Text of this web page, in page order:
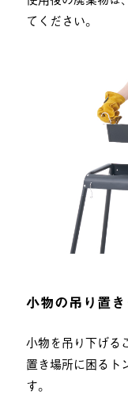
てください。
小物の吊り置
小物を吊り下げる
置き場所に困るト
す。